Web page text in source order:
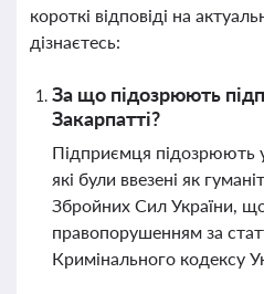
короткі відповіді на
дізнаєтесь:
За що підозрюють
Закарпатті?
Підприємця підозрюють
які були ввезені як
Збройних Сил України,
правопорушенням за
Кримінального кодексу